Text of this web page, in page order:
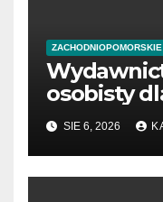
ZACHODNIOPOMORSKIE
osobisty
SIE 6, 2026